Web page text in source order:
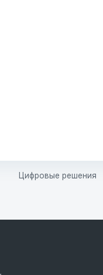
Цифровые решения